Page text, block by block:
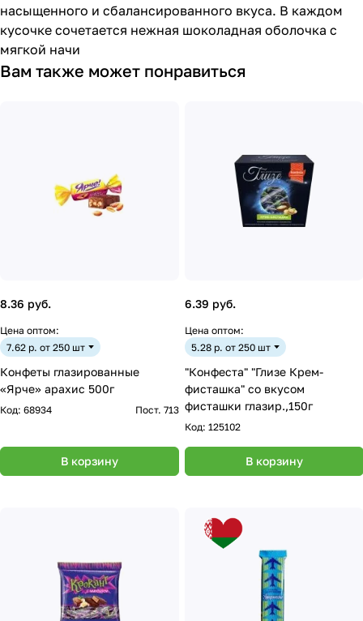
насыщенного и сбалансированного вкуса. В каждом
кусочке сочетается нежная шоколадная оболочка с
мягкой начи
Вам также может понравиться
8.36 руб.
Цена оптом:
7.62 р. от 250 шт
Конфеты глазированные
«Ярче» арахис 500г
Код: 68934 Пост. 713
В корзину
6.39 руб.
Цена оптом:
5.28 р. от 250 шт
"Конфеста" "Глизе Крем-
фисташка" со вкусом
фисташки глазир.,150г
Код: 125102
В корзину